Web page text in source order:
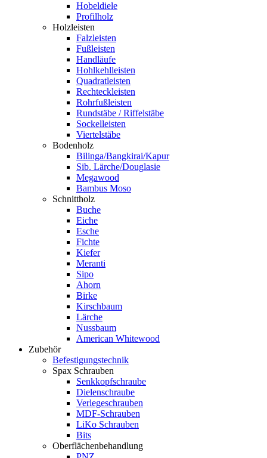
Hobeldiele
Profilholz
Holzleisten
Falzleisten
Fußleisten
Handläufe
Hohlkehlleisten
Quadratleisten
Rechteckleisten
Rohrfußleisten
Rundstäbe / Riffelstäbe
Sockelleisten
Viertelstäbe
Bodenholz
Bilinga/Bangkirai/Kapur
Sib. Lärche/Douglasie
Megawood
Bambus Moso
Schnittholz
Buche
Eiche
Esche
Fichte
Kiefer
Meranti
Sipo
Ahorn
Birke
Kirschbaum
Lärche
Nussbaum
American Whitewood
Zubehör
Befestigungstechnik
Spax Schrauben
Senkkopfschraube
Dielenschraube
Verlegeschrauben
MDF-Schrauben
LiKo Schrauben
Bits
Oberflächenbehandlung